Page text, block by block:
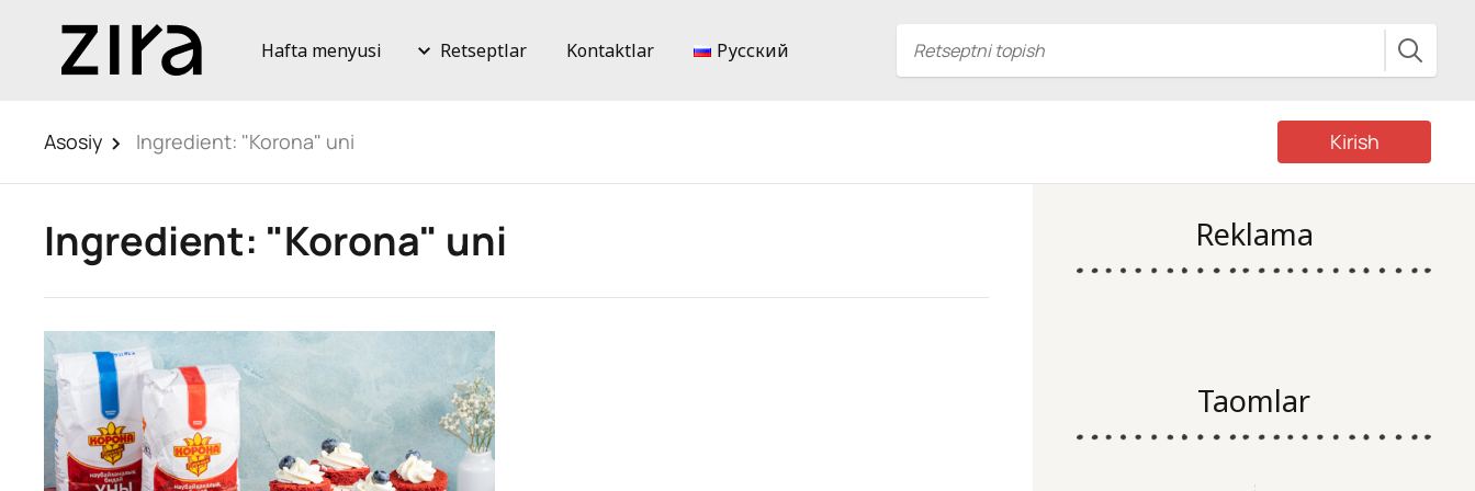
Hafta menyusi Retseptlar Kontaktlar Русский
Asosiy Ingredient: "Korona" uni Kirish
Ingredient: "Korona" uni Reklama
Taomlar